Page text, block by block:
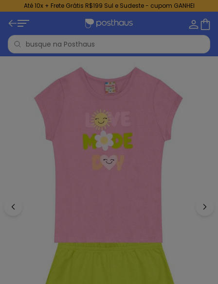
Até 10x + Frete Grátis R$199 Sul e Sudeste - cupom GANHEI